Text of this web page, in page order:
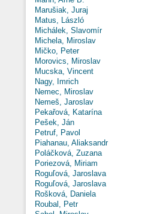
Marušiak, Juraj
Matus, László
Michálek, Slavomír
Michela, Miroslav
Mičko, Peter
Morovics, Miroslav
Mucska, Vincent
Nagy, Imrich
Nemec, Miroslav
Nemeš, Jaroslav
Pekařová, Katarína
Pešek, Ján
Petruf, Pavol
Piahanau, Aliaksandr
Poláčková, Zuzana
Poriezová, Miriam
Roguľová, Jaroslava
Roguľová, Jaroslava
Rošková, Daniela
Roubal, Petr